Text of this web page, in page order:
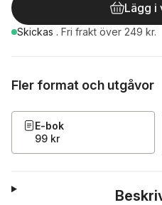
Lägg i
Skickas . Fri frakt över 249 kr.
Fler format och utgåvor
E-bok
99 kr